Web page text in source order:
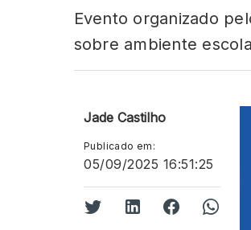
Evento organizado
sobre ambiente
Jade Castilho
Publicado em:
05/09/2025 16:51:25